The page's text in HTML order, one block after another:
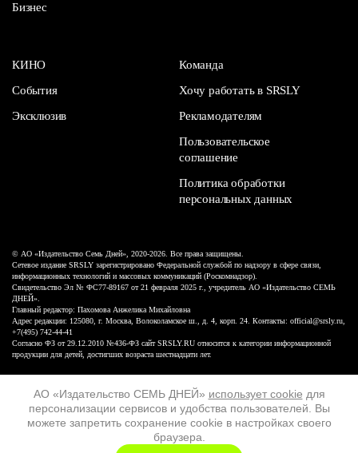
АО «Издательство СЕМЬ ДНЕЙ» использует cookie для
персонализации сервисов и удобства пользователей. Вы
можете запретить сохранение cookie в настройках своего
браузера.
Бизнес
КИНО
События
Эксклюзив
Команда
Хочу работать в SRSLY
Рекламодателям
Пользовательское
соглашение
Политика обработки
персональных данных
16+
© АО «Издательство Семь Дней», 2020-2026. Все права защищены.
Сетевое издание SRSLY зарегистрировано Федеральной службой по надзору в сфере связи,
информационных технологий и массовых коммуникаций (Роскомнадзор).
Свидетельство Эл № ФС77-89167 от 21 февраля 2025 г., учредитель АО «Издательство СЕМЬ
ДНЕЙ».
Главный редактор: Пахомова Анжелика Михайловна
Адрес редакции: 125080, г. Москва, Волоколамское ш., д. 4, корп. 24. Контакты: official@srsly.ru,
+7(495) 742-44-41
Согласно ФЗ от 29.12.2010 №436-ФЗ сайт SRSLY.RU относится к категории информационной
продукции для детей, достигших возраста шестнадцати лет.